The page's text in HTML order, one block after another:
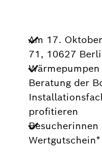
Am 17.
71, 10627
Beratung der
profitieren